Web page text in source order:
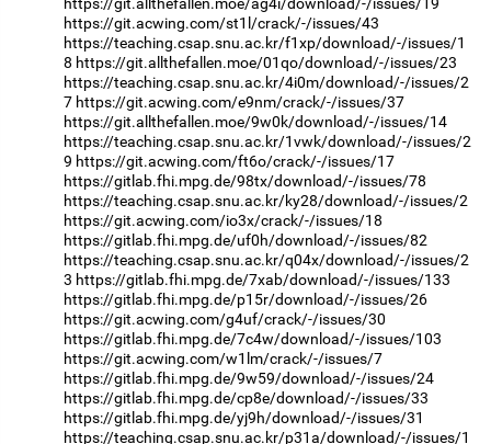
https://git.acwing.com/st1l/crack/-/issues/43
https://teaching.csap.snu.ac.kr/f1xp/download/-/issues/1
8 https://git.allthefallen.moe/01qo/download/-/issues/23
https://teaching.csap.snu.ac.kr/4i0m/download/-/issues/2
7 https://git.acwing.com/e9nm/crack/-/issues/37
https://git.allthefallen.moe/9w0k/download/-/issues/14
https://teaching.csap.snu.ac.kr/1vwk/download/-/issues/2
9 https://git.acwing.com/ft6o/crack/-/issues/17
https://gitlab.fhi.mpg.de/98tx/download/-/issues/78
https://teaching.csap.snu.ac.kr/ky28/download/-/issues/2
https://git.acwing.com/io3x/crack/-/issues/18
https://gitlab.fhi.mpg.de/uf0h/download/-/issues/82
https://teaching.csap.snu.ac.kr/q04x/download/-/issues/2
3 https://gitlab.fhi.mpg.de/7xab/download/-/issues/133
https://gitlab.fhi.mpg.de/p15r/download/-/issues/26
https://git.acwing.com/g4uf/crack/-/issues/30
https://gitlab.fhi.mpg.de/7c4w/download/-/issues/103
https://git.acwing.com/w1lm/crack/-/issues/7
https://gitlab.fhi.mpg.de/9w59/download/-/issues/24
https://gitlab.fhi.mpg.de/cp8e/download/-/issues/33
https://gitlab.fhi.mpg.de/yj9h/download/-/issues/31
https://teaching.csap.snu.ac.kr/p31a/download/-/issues/1